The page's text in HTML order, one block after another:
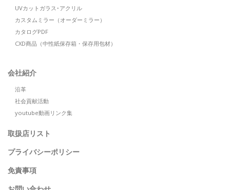
UVカットガラス･アクリル
カスタムミラー（オーダーミラー）
カタログPDF
CXD商品（中性紙保存箱・保存用包材）
会社紹介
沿革
社会貢献活動
youtube動画リンク集
取扱店リスト
プライバシーポリシー
免責事項